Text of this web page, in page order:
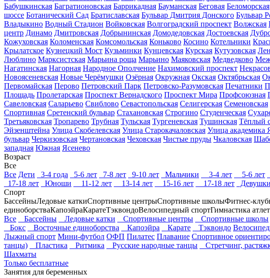
Бабушкинская Багратионовская Баррикадная Бауманская Беговая Беломорская
шоссе Ботанический Сад Братиславская Бульвар Дмитрия Донского Бульвар
Владыкино Водный Стадион Войковская Волгоградский проспект Волжская
центр Динамо Дмитровская Добрынинская Домодедовская Достоевская
Кожуховская Коломенская Комсомольская Коньково Косино Котельники
Крылатское Кузнецкий Мост Кузьминки Кунцевская Курская Кутузовская
Люблино Марксистская Марьина роща Марьино Маяковская Медведково
Нагатинская Нагорная Народное Ополчение Нахимовский проспект
Новоясеневская Новые Черёмушки Озёрная Окружная Окская Октябрьская
Первомайская Перово Петровский Парк Петровско-Разумовская Печатники
Площадь Пролетарская Проспект Вернадского Проспект Мира Профсоюзная
Савеловская Саларьево Свиблово Севастопольская Селигерская Семеновская
Спортивная Сретенский бульвар Стахановская Строгино Студенческая
Третьяковская Тропарево Трубная Тульская Тургеневская Тушинская Тёплый
Эйзенштейна Улица Скобелевская Улица Старокачаловская Улица академика
бульвар Черкизовская Чертановская Чеховская Чистые пруды Чкаловская
западная Южная Ясенево
Возраст
Все
Все Дети 3-4 года 5-6 лет 7-8 лет 9-10 лет Мальчики 3-4 лет 5-6 лет
17-18 лет
Юноши 11-12 лет 13-14 лет 15-16 лет 17-18 лет Девушки
Спорт
БассейныЛедовые каткиСпортивные центрыСпортивные школыФитнес-
единоборстваКапоэйраКаратеТэквондоВелосипедный спортГимнастика
Все
Бассейны Ледовые катки Спортивные центры Спортивные школы
Бокс
Восточные единоборства Капоэйра Карате Тэквондо
Лыжный спорт Мини-футбол ОФП Пилатес Плавание Спортивное
танцы)
Пластика Ритмика Русские народные танцы Стретчинг,
Шахматы
Только бесплатные
Занятия для беременных